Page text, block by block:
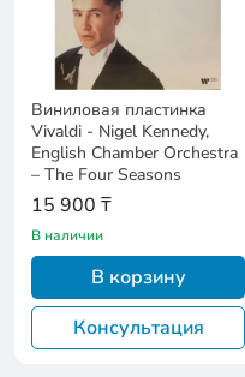
Виниловая пластинка
Vivaldi - Nigel Kennedy,
English Chamber Orchestra
– The Four Seasons
15 900 ₸
В наличии
В корзину
Консультация